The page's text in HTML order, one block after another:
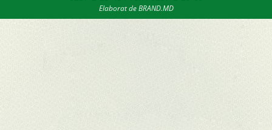
Elaborat de BRAND.MD